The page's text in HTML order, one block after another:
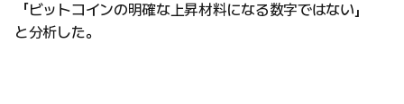
「ビットコインの明確な上昇材料になる数字ではない」
と分析した。